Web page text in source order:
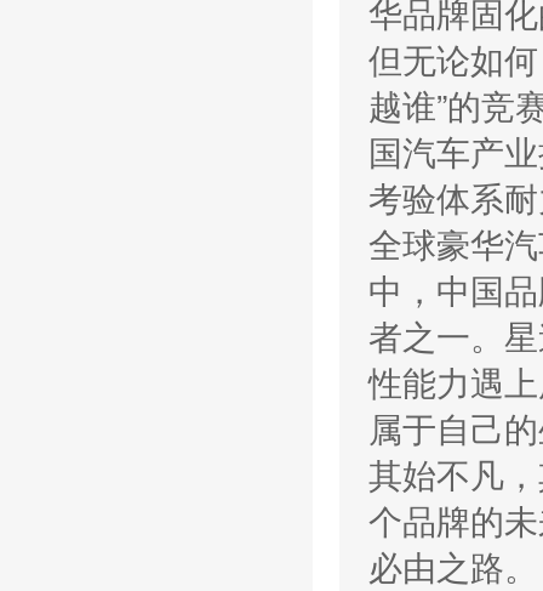
华品牌固
但无论如
越谁”的竞
国汽车产
考验体系
全球豪华
中，中国
者之一。
性能力遇
属于自己
其始不凡
个品牌的
必由之路。